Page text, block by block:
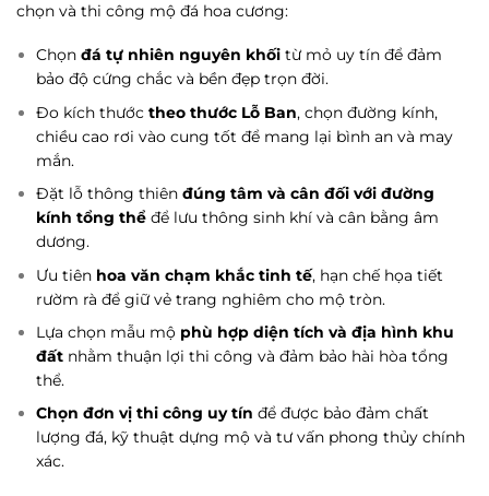
chọn và thi công mộ đá hoa cương:
Chọnđá tự nhiên nguyên khối từ mỏ uy tín để đảm
bảo độ cứng chắc và bền đẹp trọn đời.
Đo kích thướctheo thước Lỗ Ban, chọn đường kính,
chiều cao rơi vào cung tốt để mang lại bình an và may
mắn.
Đặt lỗ thông thiênđúng tâm và cân đối với đường
kính tổng thể để lưu thông sinh khí và cân bằng âm
dương.
Ưu tiên hoa văn chạm khắc tinh tế, hạn chế họa tiết
rườm rà để giữ vẻ trang nghiêm cho mộ tròn.
Lựa chọn mẫu mộ phù hợp diện tích và địa hình khu
đất nhằm thuận lợi thi công và đảm bảo hài hòa tổng
thể.
Chọn đơn vị thi công uy tín để được bảo đảm chất
lượng đá, kỹ thuật dựng mộ và tư vấn phong thủy chính
xác.